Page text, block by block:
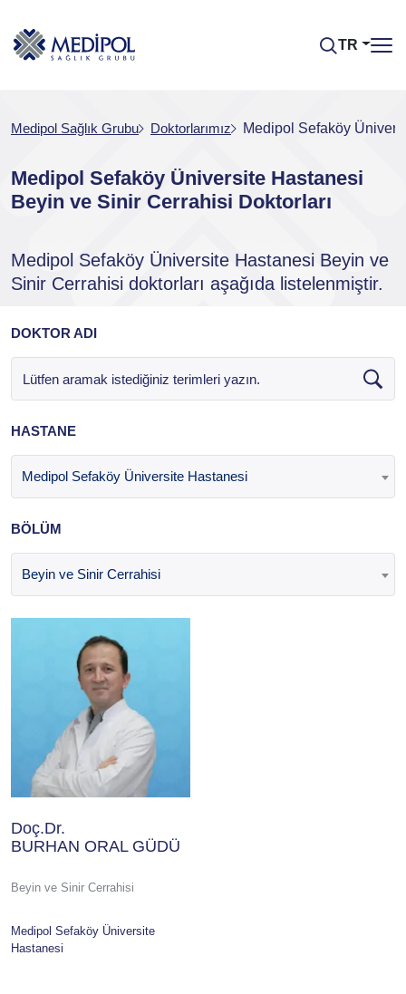
TR
Medipol Sağlık Grubu Doktorlarımız Medipol Sefaköy
Medipol Sefaköy Üniversite Hastanesi
Beyin ve Sinir Cerrahisi Doktorları
Medipol Sefaköy Üniversite Hastanesi Beyin ve
Sinir Cerrahisi doktorları aşağıda listelenmiştir.
DOKTOR ADI
HASTANE
Medipol Sefaköy Üniversite Hastanesi
BÖLÜM
Beyin ve Sinir Cerrahisi
Doç.Dr.
BURHAN ORAL GÜDÜ
Beyin ve Sinir Cerrahisi
Medipol Sefaköy Üniversite
Hastanesi